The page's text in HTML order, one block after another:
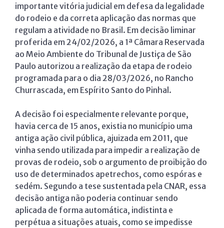
importante vitória judicial em defesa da legalidade
do rodeio e da correta aplicação das normas que
regulam a atividade no Brasil. Em decisão liminar
proferida em 24/02/2026, a 1ª Câmara Reservada
ao Meio Ambiente do Tribunal de Justiça de São
Paulo autorizou a realização da etapa de rodeio
programada para o dia 28/03/2026, no Rancho
Churrascada, em Espírito Santo do Pinhal.
A decisão foi especialmente relevante porque,
havia cerca de 15 anos, existia no município uma
antiga ação civil pública, ajuizada em 2011, que
vinha sendo utilizada para impedir a realização de
provas de rodeio, sob o argumento de proibição do
uso de determinados apetrechos, como espóras e
sedém. Segundo a tese sustentada pela CNAR, essa
decisão antiga não poderia continuar sendo
aplicada de forma automática, indistinta e
perpétua a situações atuais, como se impedisse